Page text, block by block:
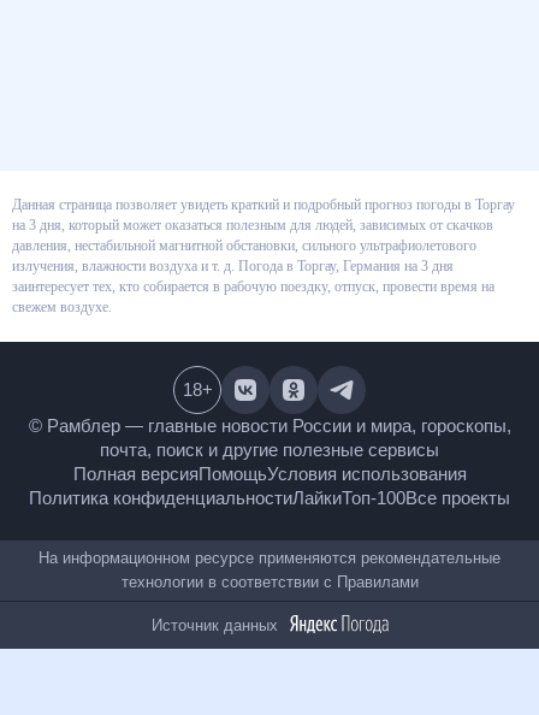
Данная страница позволяет увидеть краткий и подробный прогноз
погоды в Торгау на 3 дня, который может оказаться полезным для людей,
зависимых от скачков давления, нестабильной магнитной обстановки,
сильного ультрафиолетового излучения, влажности воздуха и т. д.
Погода в Торгау, Германия на 3 дня заинтересует тех, кто собирается в
рабочую поездку, отпуск, провести время на свежем воздухе.
© Рамблер — главные новости России и мира,
гороскопы, почта, поиск и другие полезные сервисы
Полная версияПомощьУсловия использования
Политика конфиденциальностиЛайкиТоп-100
18+
На информационном ресурсе применяются
рекомендательные технологии в соответствии сПравилами
Источник данных